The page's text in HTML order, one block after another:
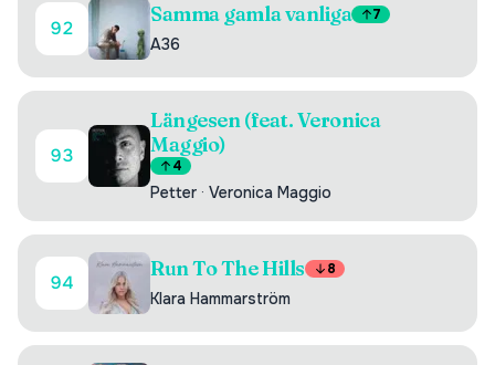
92
Samma gamla vanliga 7
A36
93
Längesen (feat. Veronica
Maggio)
4
Petter · Veronica Maggio
94
Run To The Hills 8
Klara Hammarström